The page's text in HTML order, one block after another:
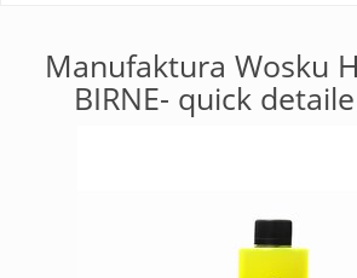
Manufaktura Wosku
BIRNE- quick